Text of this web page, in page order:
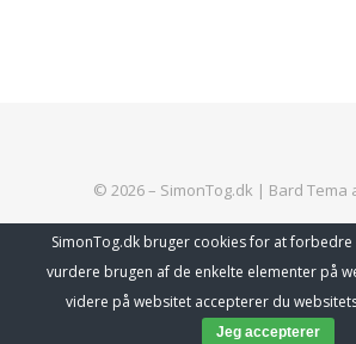
© 2026 – SimonTog.dk | Bard Tema
TILBAGE TIL TOPPEN
SimonTog.dk bruger cookies for at
vurdere brugen af de enkelte elementer på
videre på websitet accepterer du
Jeg accepterer